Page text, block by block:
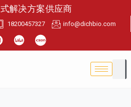
解决方案供应商
18200457327 info@dichbio.com